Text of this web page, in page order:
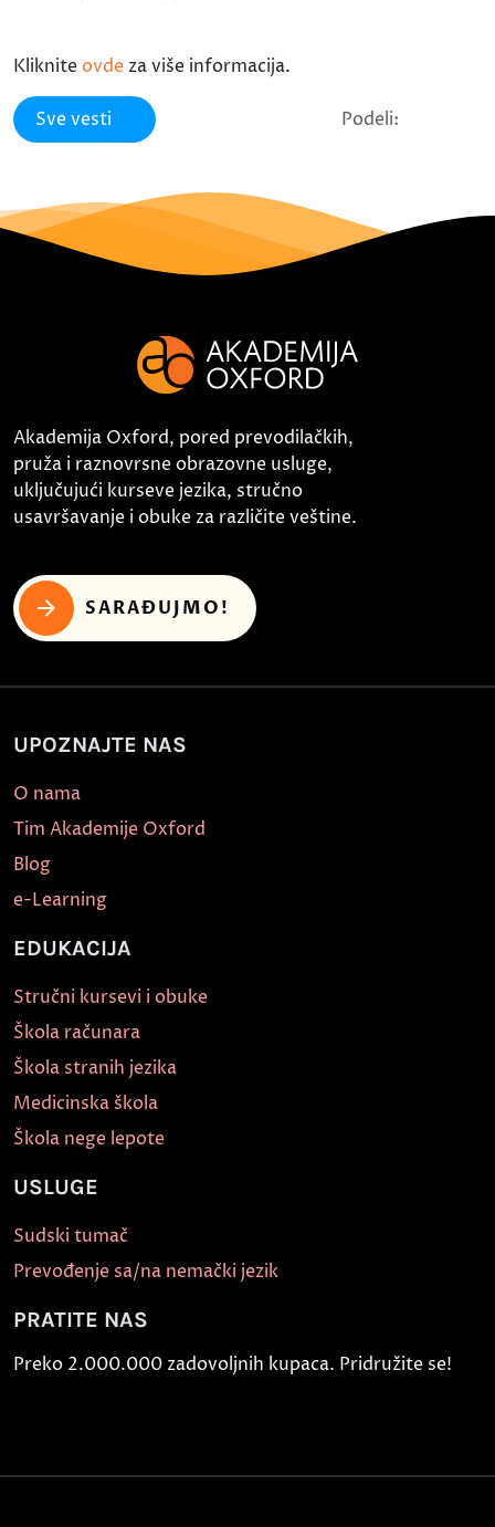
Kliknite ovde za više informacija.
Sve vesti Podeli:
Akademija Oxford, pored prevodilačkih,
pruža i raznovrsne obrazovne usluge,
uključujući kurseve jezika, stručno
usavršavanje i obuke za različite veštine.
SARAĐUJMO!
UPOZNAJTE NAS
O nama
Tim Akademije Oxford
Blog
e-Learning
EDUKACIJA
Stručni kursevi i obuke
Škola računara
Škola stranih jezika
Medicinska škola
Škola nege lepote
USLUGE
Sudski tumač
Prevođenje sa/na nemački jezik
PRATITE NAS
Preko 2.000.000 zadovoljnih kupaca. Pridružite se!